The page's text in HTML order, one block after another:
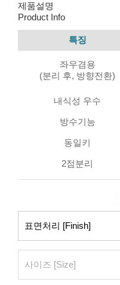
제품설명
Product Info
특징
좌우겸용
(분리 후, 방향전환)
내식성 우수
방수기능
동일키
2점분리